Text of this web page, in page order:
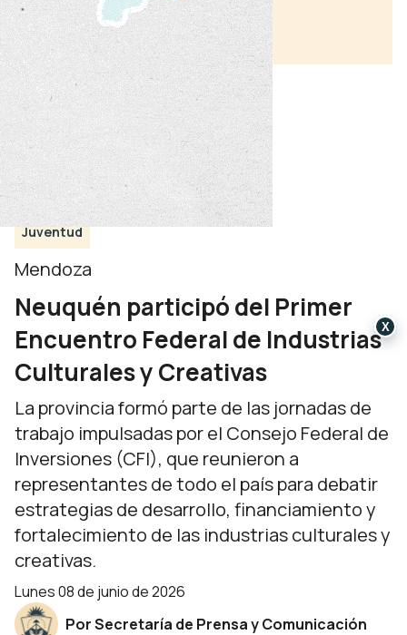
Juventud
Mendoza
Neuquén participó del Primer
Encuentro Federal de Industrias
Culturales y Creativas
La provincia formó parte de las jornadas de
trabajo impulsadas por el Consejo Federal de
Inversiones (CFI), que reunieron a
representantes de todo el país para debatir
estrategias de desarrollo, financiamiento y
fortalecimiento de las industrias culturales y
creativas.
lunes 08 de junio de 2026
Por Secretaría de Prensa y Comunicación
X